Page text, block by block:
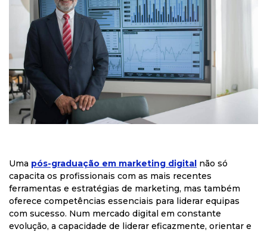
Uma pós-graduação em marketing digital não só
capacita os profissionais com as mais recentes
ferramentas e estratégias de marketing, mas também
oferece competências essenciais para liderar equipas
com sucesso. Num mercado digital em constante
evolução, a capacidade de liderar eficazmente, orientar e